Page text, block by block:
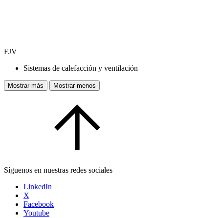
FJV
Sistemas de calefacción y ventilación
Mostrar más Mostrar menos
Síguenos en nuestras redes sociales
LinkedIn
X
Facebook
Youtube